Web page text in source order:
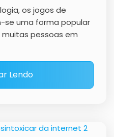
os jogos de
se uma forma popular
pessoas em
Lendo